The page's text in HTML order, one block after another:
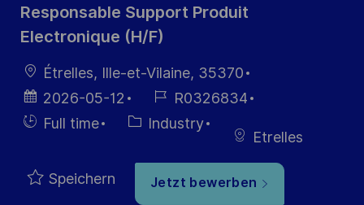
Responsable Support Produit
Electronique (H/F)
Ort
Étrelles, Ille-et-Vilaine, 35370
Datum der
Veröffentlichung
2026-05-12
Job-
ID
R0326834
Einstellunngstyp
Full time Kategorie
Industry
Etrelles
Speichern Jetzt bewerben